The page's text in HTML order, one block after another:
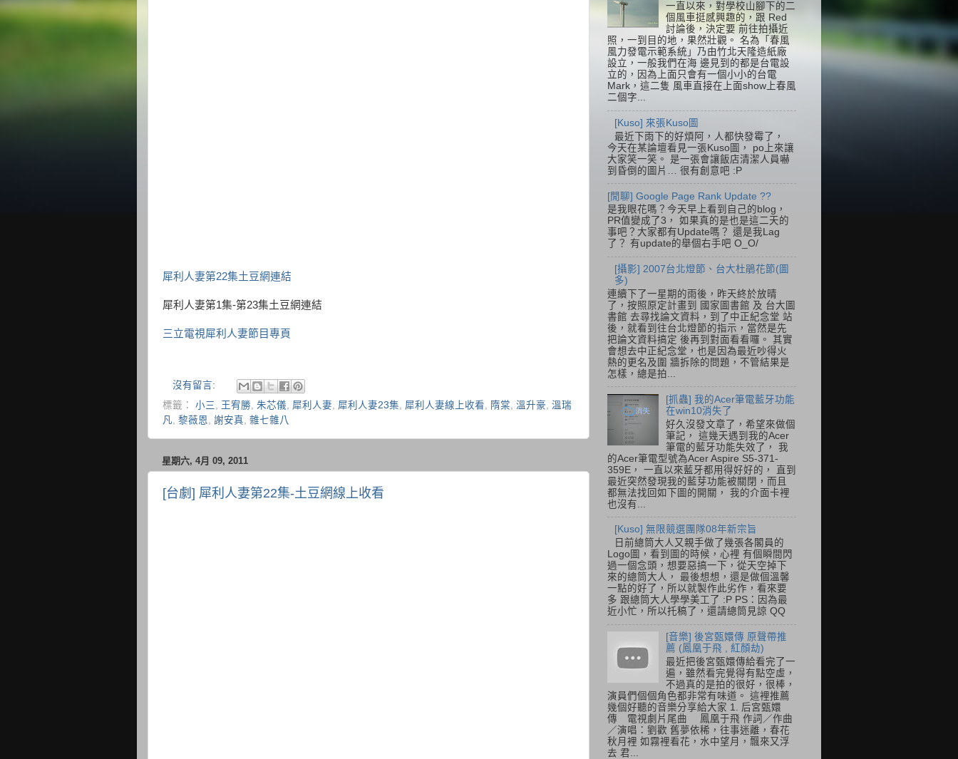
犀利人妻第22集土豆網連結
犀利人妻第1集-第23集土豆網連結
三立電視犀利人妻節目專頁
沒有留言:
標籤： 小三 王宥勝 朱芯儀 犀利人妻 犀利人妻23集 犀利人妻線上收看 隋棠 溫升豪 溫瑞
凡 黎薇恩 謝安真 雜七雜八
星期六, 4月 09, 2011
[台劇] 犀利人妻第22集-土豆網線上收看
一直以來，對學校山腳下的二
個風車挺感興趣的，跟 Red
討論後，決定要 前往拍攝近
照，一到目的地，果然壯觀。 名為「春風
風力發電示範系統」乃由竹北天隆造紙廠
設立，一般我們在海 邊見到的都是台電設
立的，因為上面只會有一個小小的台電
Mark，這二隻 風車直接在上面show上春風
二個字...
[Kuso] 來張Kuso圖
最近下雨下的好煩阿，人都快發霉了，
今天在某論壇看見一張Kuso圖， po上來讓
大家笑一笑。 是一張會讓飯店清潔人員嚇
到昏倒的圖片… 很有創意吧 :P
[閒聊] Google Page Rank Update ??
是我眼花嗎？今天早上看到自己的blog，
PR值變成了3， 如果真的是也是這二天的
事吧？大家都有Update嗎？ 還是我Lag
了？ 有update的舉個右手吧 O_O/
[攝影] 2007台北燈節、台大杜鵑花節(圖
多)
連續下了一星期的雨後，昨天終於放晴
了，按照原定計畫到 國家圖書館 及 台大圖
書館 去尋找論文資料，到了中正紀念堂 站
後，就看到往台北燈節的指示，當然是先
把論文資料搞定 後再到對面看看囉。 其實
會想去中正紀念堂，也是因為最近吵得火
熱的更名及圍 牆拆除的問題，不管結果是
怎樣，總是拍...
[抓蟲] 我的Acer筆電藍牙功能
在win10消失了
好久沒發文章了，希望來做個
筆記， 這幾天遇到我的Acer
筆電的藍牙功能失效了， 我
的Acer筆電型號為Acer Aspire S5-371-
359E， 一直以來藍牙都用得好好的， 直到
最近突然發現我的藍芽功能被關閉，而且
都無法找回如下圖的開關， 我的介面卡裡
也沒有...
[Kuso] 無限競選團隊08年新宗旨
日前總筒大人又親手做了幾張各閣員的
Logo圖，看到圖的時候，心裡 有個瞬間閃
過一個念頭，想要惡搞一下，從天空掉下
來的總筒大人， 最後想想，還是做個溫馨
一點的好了，所以就製作此劣作，看來要
多 跟總筒大人學學美工了 :P PS：因為最
近小忙，所以托稿了，還請總筒見諒 QQ
[音樂] 後宮甄嬛傳 原聲帶推
薦 (鳳凰于飛 , 紅顏劫)
最近把後宮甄嬛傳給看完了一
遍，雖然看完覺得有點空虛，
不過真的是拍的很好，很棒，
演員們個個角色都非常有味道。 這裡推薦
幾個好聽的音樂分享給大家 1. 后宮甄嬛
傳 電視劇片尾曲 鳳凰于飛 作詞／作曲
／演唱：劉歡 舊夢依稀，往事迷離，春花
秋月裡 如霧裡看花，水中望月，飄來又浮
去 君...